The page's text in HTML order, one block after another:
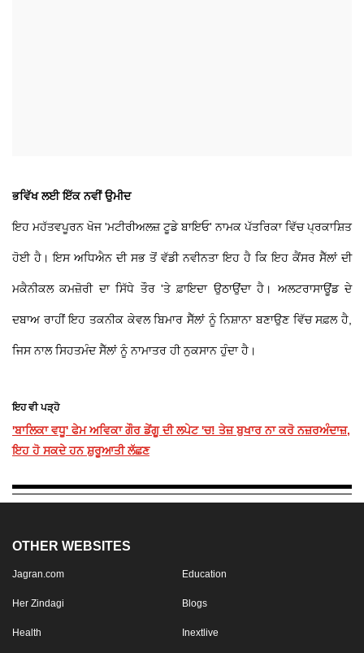
ਭਵਿੱਖ ਲਈ ਇੱਕ ਨਵੀਂ ਉਮੀਦ
ਇਹ ਮਹੱਤਵਪੂਰਨ ਖੋਜ 'ਮਟੀਰੀਅਲਜ਼ ਟੂਡੇ ਬਾਇਓ' ਨਾਮਕ ਪੱਤਰਿਕਾ ਵਿੱਚ ਪ੍ਰਕਾਸ਼ਿਤ
ਹੋਈ ਹੈ। ਇਸ ਅਧਿਐਨ ਦੀ ਸਭ ਤੋਂ ਵੱਡੀ ਨਵੀਨਤਾ ਇਹ ਹੈ ਕਿ ਇਹ ਕੈਂਸਰ ਸੈੱਲਾਂ ਦੀ
ਮਕੈਨੀਕਲ ਕਮਜ਼ੋਰੀ ਦਾ ਸਿੱਧੇ ਤੌਰ 'ਤੇ ਫ਼ਾਇਦਾ ਉਠਾਉਂਦਾ ਹੈ। ਅਲਟਰਾਸਾਊਂਡ ਦੇ
ਦਬਾਅ ਰਾਹੀਂ ਇਹ ਤਕਨੀਕ ਕੇਵਲ ਬਿਮਾਰ ਸੈੱਲਾਂ ਨੂੰ ਨਿਸ਼ਾਨਾ ਬਣਾਉਣ ਵਿੱਚ ਸਫ਼ਲ ਹੈ,
ਜਿਸ ਨਾਲ ਸਿਹਤਮੰਦ ਸੈੱਲਾਂ ਨੂੰ ਨਾਮਾਤਰ ਹੀ ਨੁਕਸਾਨ ਹੁੰਦਾ ਹੈ।
ਇਹ ਵੀ ਪੜ੍ਹੋ
'ਬਾਲਿਕਾ ਵਧੂ' ਫੇਮ ਅਵਿਕਾ ਗੌਰ ਡੇਂਗੂ ਦੀ ਲਪੇਟ 'ਚ! ਤੇਜ਼ ਬੁਖਾਰ ਨਾ ਕਰੋ ਨਜ਼ਰਅੰਦਾਜ਼,
ਇਹ ਹੋ ਸਕਦੇ ਹਨ ਸ਼ੁਰੂਆਤੀ ਲੱਛਣ
OTHER WEBSITES
Jagran.com Education
Her Zindagi Blogs
Health Inextlive